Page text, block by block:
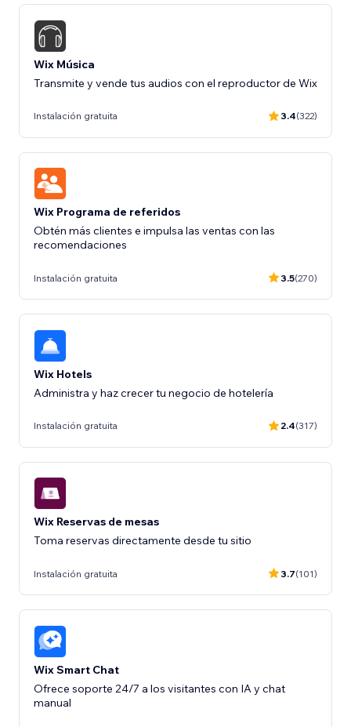
Wix Música
Transmite y vende tus audios con el reproductor de Wix
Instalación gratuita 3.4(322)
Wix Programa de referidos
Obtén más clientes e impulsa las ventas con las
recomendaciones
Instalación gratuita 3.5(270)
Wix Hotels
Administra y haz crecer tu negocio de hotelería
Instalación gratuita 2.4(317)
Wix Reservas de mesas
Toma reservas directamente desde tu sitio
Instalación gratuita 3.7(101)
Wix Smart Chat
Ofrece soporte 24/7 a los visitantes con IA y chat
manual